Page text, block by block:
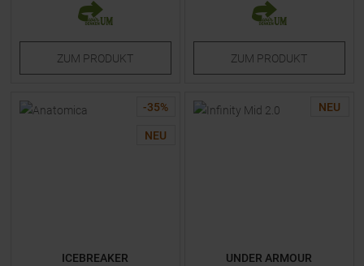
ZUM PRODUKT ZUM PRODUKT
-35%
NEU
ICEBREAKER
NEU
UNDER ARMOUR